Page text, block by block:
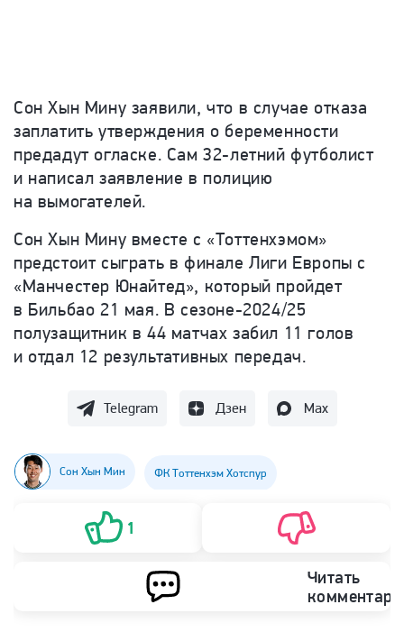
Сон Хын Мину заявили, что в случае отказа
заплатить утверждения о беременности
предадут огласке. Сам 32-летний футболист
и написал заявление в полицию
на вымогателей.
Сон Хын Мину вместе с «Тоттенхэмом»
предстоит сыграть в финале Лиги Европы с
«Манчестер Юнайтед», который пройдет
в Бильбао 21 мая. В сезоне-2024/25
полузащитник в 44 матчах забил 11 голов
и отдал 12 результативных передач.
Telegram Дзен Max
Сон Хын Мин ФК Тоттенхэм Хотспур
1
Читать